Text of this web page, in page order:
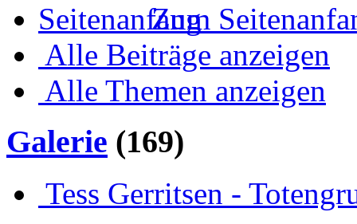
Zum
Alle Beiträge anzeigen
Alle Themen anzeigen
Galerie (169)
Tess Gerritsen -